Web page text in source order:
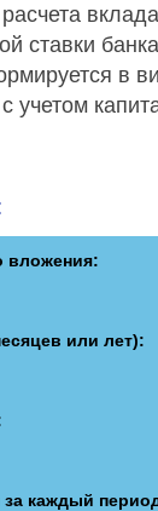
ставки
в
учетом
вложения:
или лет):
каждый